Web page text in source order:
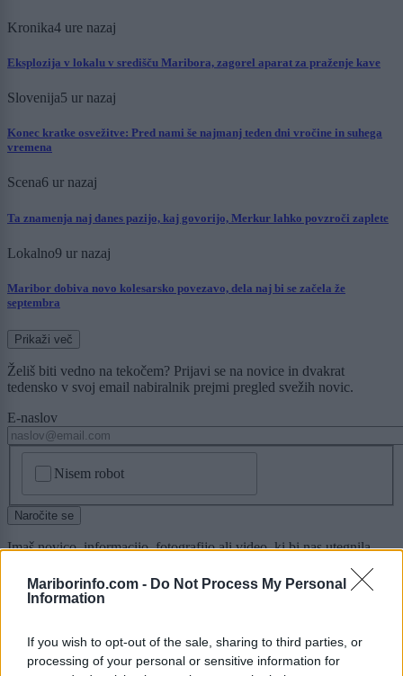
Mariborinfo.com - Do Not Process My Personal
Information
If you wish to opt-out of the sale, sharing to third parties, or
processing of your personal or sensitive information for
Kronika4 ure nazaj
Eksplozija v lokalu v središču Maribora, zagorel aparat za praženje kave
Slovenija5 ur nazaj
Konec kratke osvežitve: Pred nami še najmanj teden dni vročine in suhega
vremena
Scena6 ur nazaj
Ta znamenja naj danes pazijo, kaj govorijo, Merkur lahko povzroči zaplete
Lokalno9 ur nazaj
Maribor dobiva novo kolesarsko povezavo, dela naj bi se začela že
septembra
Prikaži več
Želiš biti vedno na tekočem? Prijavi se na novice in dvakrat
tedensko v svoj email nabiralnik prejmi pregled svežih novic.
E-naslov
Nisem robot
Naročite se
Imaš novico, informacijo, fotografijo ali video, ki bi nas utegnila
Pošlji